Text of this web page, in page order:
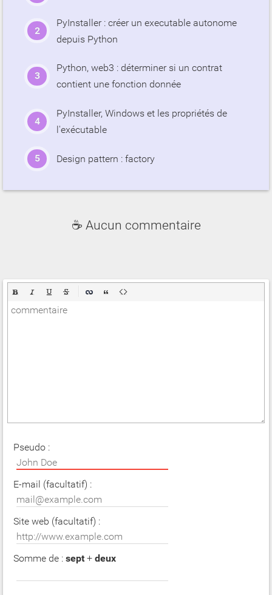
PyInstaller : créer un executable autonome
depuis Python
Python, web3 : déterminer si un contrat
contient une fonction donnée
PyInstaller, Windows et les propriétés de
l'exécutable
Design pattern : factory
☕ Aucun commentaire
Pseudo :
E-mail (facultatif) :
Site web (facultatif) :
Somme de : sept + deux